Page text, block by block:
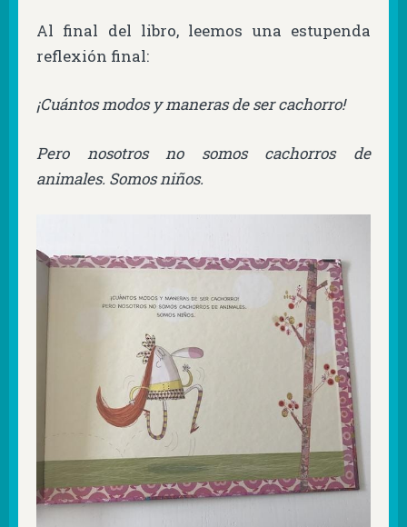
Al final del libro, leemos una estupenda
reflexión final:
¡Cuántos modos y maneras de ser cachorro!
Pero nosotros no somos cachorros de
animales. Somos niños.